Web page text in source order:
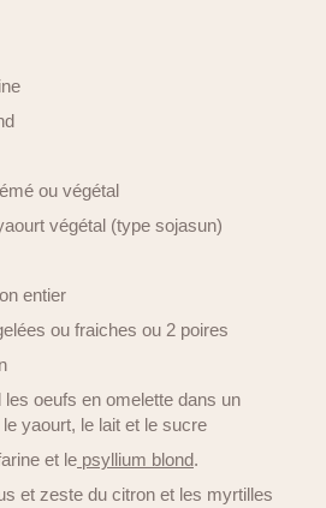
ou végétal
végétal (type sojasun)
entier
ou fraiches ou 2 poires
oeufs en omelette dans un
yaourt, le lait et le sucre
et le psyllium blond.
et zeste du citron et les myrtilles